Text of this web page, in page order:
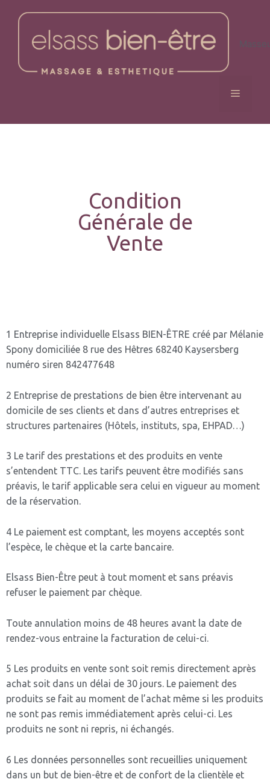
Condition
Générale de
Vente
1 Entreprise individuelle Elsass BIEN-ÊTRE créé par Mélanie
Spony domiciliée 8 rue des Hêtres 68240 Kaysersberg
numéro siren 842477648
2 Entreprise de prestations de bien être intervenant au
domicile de ses clients et dans d’autres entreprises et
structures partenaires (Hôtels, instituts, spa, EHPAD…)
3 Le tarif des prestations et des produits en vente
s’entendent TTC. Les tarifs peuvent être modifiés sans
préavis, le tarif applicable sera celui en vigueur au moment
de la réservation.
4 Le paiement est comptant, les moyens acceptés sont
l’espèce, le chèque et la carte bancaire.
Elsass Bien-Être peut à tout moment et sans préavis
refuser le paiement par chèque.
Toute annulation moins de 48 heures avant la date de
rendez-vous entraine la facturation de celui-ci.
5 Les produits en vente sont soit remis directement après
achat soit dans un délai de 30 jours. Le paiement des
produits se fait au moment de l’achat même si les produits
ne sont pas remis immédiatement après celui-ci. Les
produits ne sont ni repris, ni échangés.
6 Les données personnelles sont recueillies uniquement
dans un but de bien-être et de confort de la clientèle et